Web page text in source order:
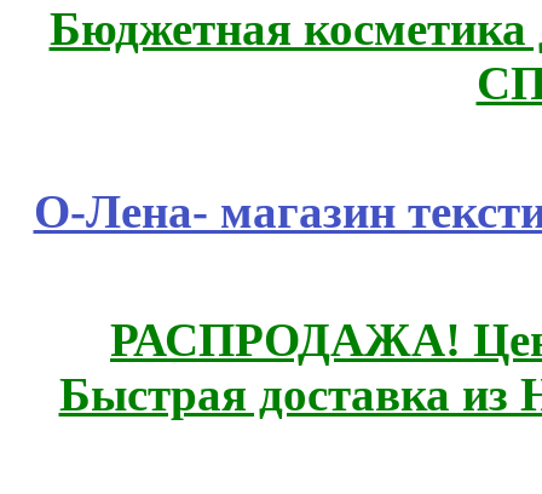
Бюджетная косметика
О-Лена- магазин
РАСПРОДАЖА!
Быстрая доставка из